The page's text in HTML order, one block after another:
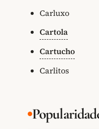
Carluxo
Cartola
Cartucho
Carlitos